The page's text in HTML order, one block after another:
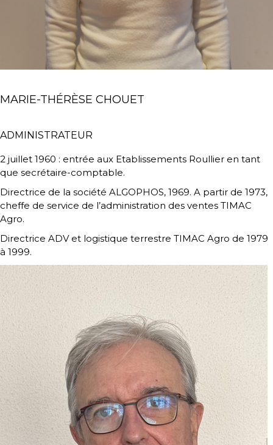
MARIE-THÉRÈSE CHOUET
ADMINISTRATEUR
2 juillet 1960 : entrée aux Etablissements Roullier en tant
que secrétaire-comptable.
Directrice de la société ALGOPHOS, 1969. A partir de 1973,
cheffe de service de l’administration des ventes TIMAC
Agro.
Directrice ADV et logistique terrestre TIMAC Agro de 1979
à 1999.